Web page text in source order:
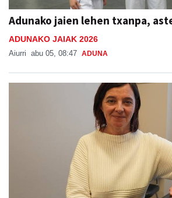
Adunako jaien lehen txanpa,
ADUNAKO JAIAK 2026
Aiurri abu 05, 08:47 ADUNA